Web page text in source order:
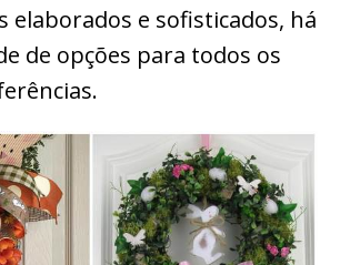
elaborados e sofisticados, há
de opções para todos os